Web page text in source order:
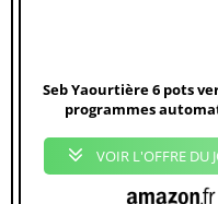
Seb Yaourtière 6 pots
programmes
VOIR L'OFFRE DU